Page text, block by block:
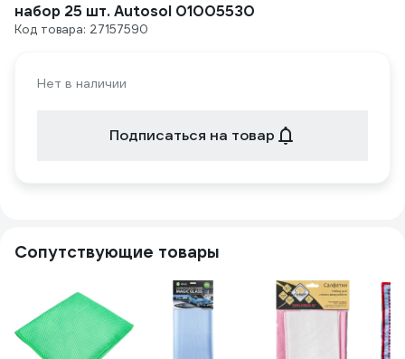
набор 25 шт. Autosol 01005530
Код товара: 27157590
Нет в наличии
Подписаться на товар
Сопутствующие товары